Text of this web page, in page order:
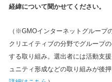
経緯について聞かせてください。
（※GMOインターネットグループ
クリエイティブの分野でグループ
する取り組み。選出者には活動支
ュニティ形成などの取り組みが後